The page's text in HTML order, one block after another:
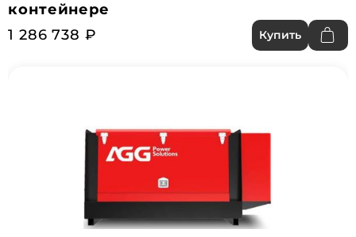
контейнере
1 286 738 ₽
Купить